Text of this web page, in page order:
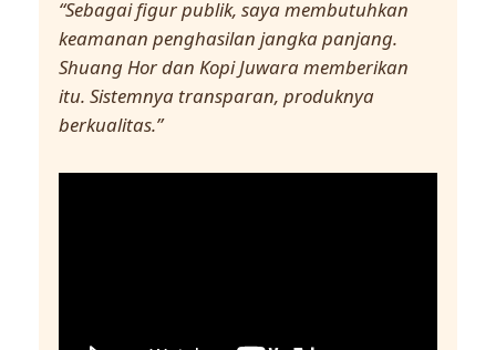
“Sebagai figur publik, saya membutuhkan
keamanan penghasilan jangka panjang.
Shuang Hor dan Kopi Juwara memberikan
itu. Sistemnya transparan, produknya
berkualitas.”